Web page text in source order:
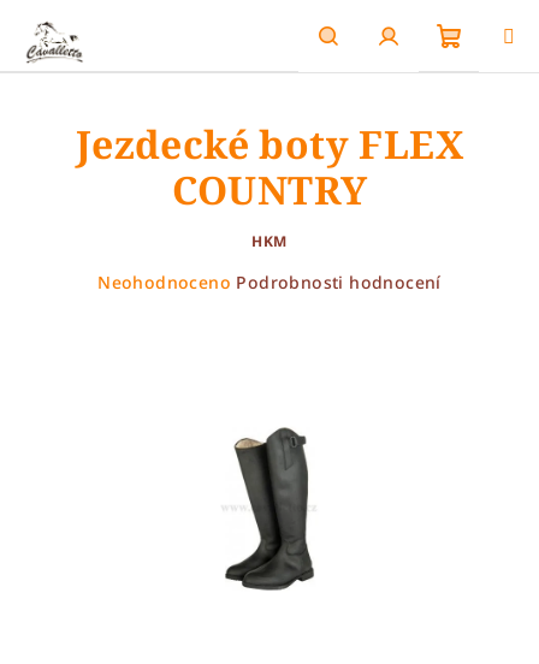
obsah
HledatPřihlášení
košík
Jezdecké boty FLEX
COUNTRY
HKM
Průměrné
Neohodnoceno Podrobnosti hodnocení